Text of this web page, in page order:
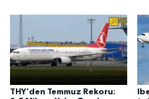
THY'den Temmuz Rekoru: